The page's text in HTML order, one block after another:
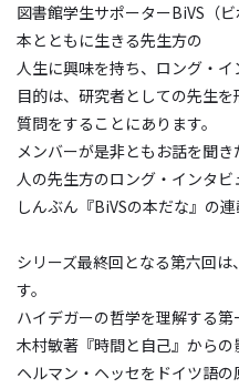
図書館学生サポーターBiVS（
本とともに生きる先生方の
人生に興味を持ち、ロング・イ
目的は、研究者としての先生
質問をすることにあります。
メンバーが是非ともお話を聞
人の先生方のロング・インタビ
しんぶん『BiVSの本だな』の連
シリーズ最終回となる第六回
す。
ハイデガーの哲学を理解する
木村敏著『時間と自己』からの
ヘルマン・ヘッセをドイツ語